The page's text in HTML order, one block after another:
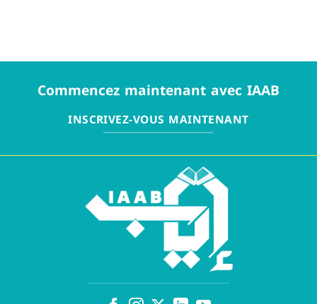
Commencez maintenant avec IAAB
INSCRIVEZ-VOUS MAINTENANT